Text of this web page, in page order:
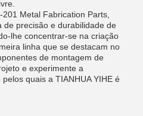
Metal Fabrication Parts,
de precisão e durabilidade de
lhe concentrar-se na criação
linha que se destacam no
de montagem de
e experimente a
quais a TIANHUA YIHE é